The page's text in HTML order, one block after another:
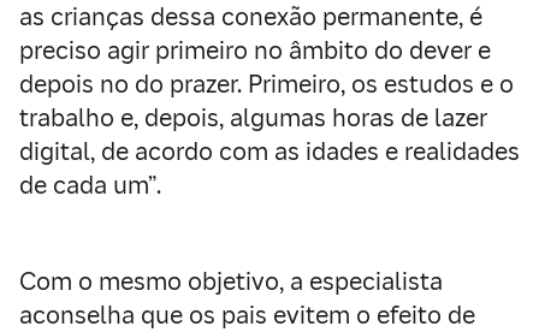
as crianças dessa conexão permanente, é
preciso agir primeiro no âmbito do dever e
depois no do prazer. Primeiro, os estudos e o
trabalho e, depois, algumas horas de lazer
digital, de acordo com as idades e realidades
de cada um”.
Com o mesmo objetivo, a especialista
aconselha que os pais evitem o efeito de